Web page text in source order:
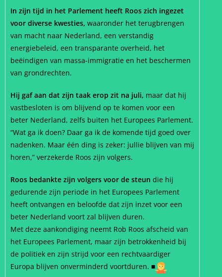
In zijn tijd in het Parlement heeft Roos zich ingezet
voor diverse kwesties, waaronder het terugbrengen
van macht naar Nederland, een verstandig
energiebeleid, een transparante overheid, het
beëindigen van massa-immigratie en het beschermen
van grondrechten.
Hij gaf aan dat zijn taak erop zit na juli, maar dat hij
vastbesloten is om blijvend op te komen voor een
beter Nederland, zelfs buiten het Europees Parlement.
“Wat ga ik doen? Daar ga ik de komende tijd goed over
nadenken. Maar één ding is zeker: jullie blijven van mij
horen,” verzekerde Roos zijn volgers.
Roos bedankte zijn volgers voor de steun die hij
gedurende zijn periode in het Europees Parlement
heeft ontvangen en beloofde dat zijn inzet voor een
beter Nederland voort zal blijven duren.
Met deze aankondiging neemt Rob Roos afscheid van
het Europees Parlement, maar zijn betrokkenheid bij
de politiek en zijn strijd voor een rechtvaardiger
Europa blijven onverminderd voortduren. ■